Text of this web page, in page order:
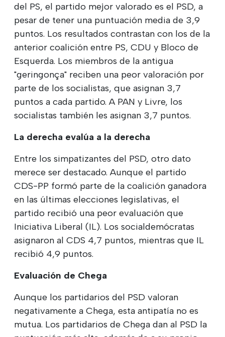
del PS, el partido mejor valorado es el PSD, a
pesar de tener una puntuación media de 3,9
puntos. Los resultados contrastan con los de la
anterior coalición entre PS, CDU y Bloco de
Esquerda. Los miembros de la antigua
"geringonça" reciben una peor valoración por
parte de los socialistas, que asignan 3,7
puntos a cada partido. A PAN y Livre, los
socialistas también les asignan 3,7 puntos.
La derecha evalúa a la derecha
Entre los simpatizantes del PSD, otro dato
merece ser destacado. Aunque el partido
CDS-PP formó parte de la coalición ganadora
en las últimas elecciones legislativas, el
partido recibió una peor evaluación que
Iniciativa Liberal (IL). Los socialdemócratas
asignaron al CDS 4,7 puntos, mientras que IL
recibió 4,9 puntos.
Evaluación de Chega
Aunque los partidarios del PSD valoran
negativamente a Chega, esta antipatía no es
mutua. Los partidarios de Chega dan al PSD la